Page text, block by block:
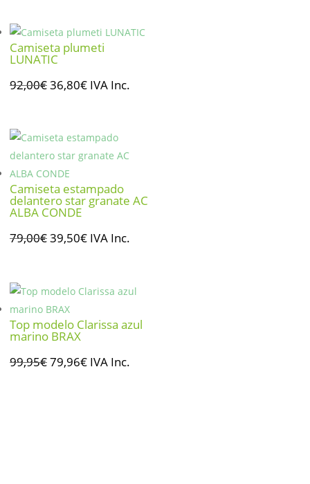
era:
67,00€.
es:
33,50€.
Camiseta plumeti
LUNATIC
92,00€ El
era:
92,00€.
36,80€El
es:
36,80€.
IVA Inc.
Camiseta estampado
delantero star granate AC
ALBA CONDE
79,00€El
era:
79,00€.
39,50€El
es:
IVA Inc.
Top modelo Clarissa azul
marino BRAX
99,95€El
79,96€ElIVA Inc.